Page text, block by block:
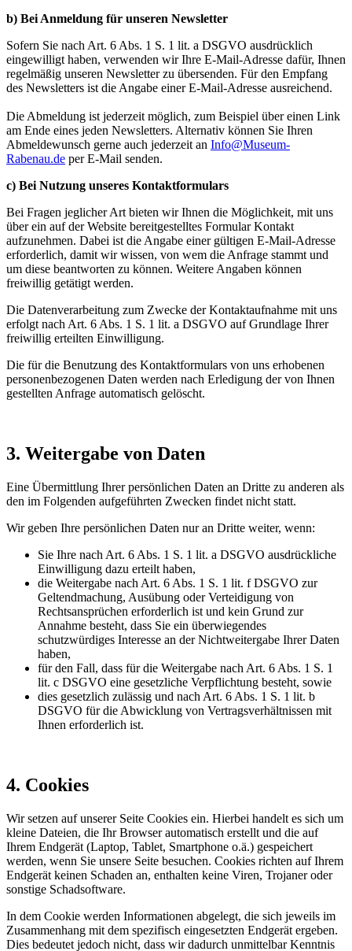
b) Bei Anmeldung für unseren Newsletter
Sofern Sie nach Art. 6 Abs. 1 S. 1 lit. a DSGVO ausdrücklich
eingewilligt haben, verwenden wir Ihre E-Mail-Adresse dafür, Ihnen
regelmäßig unseren Newsletter zu übersenden. Für den Empfang
des Newsletters ist die Angabe einer E-Mail-Adresse ausreichend.
Die Abmeldung ist jederzeit möglich, zum Beispiel über einen Link
am Ende eines jeden Newsletters. Alternativ können Sie Ihren
Abmeldewunsch gerne auch jederzeit an Info@Museum-
Rabenau.de per E-Mail senden.
c) Bei Nutzung unseres Kontaktformulars
Bei Fragen jeglicher Art bieten wir Ihnen die Möglichkeit, mit uns
über ein auf der Website bereitgestelltes Formular Kontakt
aufzunehmen. Dabei ist die Angabe einer gültigen E-Mail-Adresse
erforderlich, damit wir wissen, von wem die Anfrage stammt und
um diese beantworten zu können. Weitere Angaben können
freiwillig getätigt werden.
Die Datenverarbeitung zum Zwecke der Kontaktaufnahme mit uns
erfolgt nach Art. 6 Abs. 1 S. 1 lit. a DSGVO auf Grundlage Ihrer
freiwillig erteilten Einwilligung.
Die für die Benutzung des Kontaktformulars von uns erhobenen
personenbezogenen Daten werden nach Erledigung der von Ihnen
gestellten Anfrage automatisch gelöscht.
3. Weitergabe von Daten
Eine Übermittlung Ihrer persönlichen Daten an Dritte zu anderen als
den im Folgenden aufgeführten Zwecken findet nicht statt.
Wir geben Ihre persönlichen Daten nur an Dritte weiter, wenn:
Sie Ihre nach Art. 6 Abs. 1 S. 1 lit. a DSGVO ausdrückliche
Einwilligung dazu erteilt haben,
die Weitergabe nach Art. 6 Abs. 1 S. 1 lit. f DSGVO zur
Geltendmachung, Ausübung oder Verteidigung von
Rechtsansprüchen erforderlich ist und kein Grund zur
Annahme besteht, dass Sie ein überwiegendes
schutzwürdiges Interesse an der Nichtweitergabe Ihrer Daten
haben,
für den Fall, dass für die Weitergabe nach Art. 6 Abs. 1 S. 1
lit. c DSGVO eine gesetzliche Verpflichtung besteht, sowie
dies gesetzlich zulässig und nach Art. 6 Abs. 1 S. 1 lit. b
DSGVO für die Abwicklung von Vertragsverhältnissen mit
Ihnen erforderlich ist.
4. Cookies
Wir setzen auf unserer Seite Cookies ein. Hierbei handelt es sich um
kleine Dateien, die Ihr Browser automatisch erstellt und die auf
Ihrem Endgerät (Laptop, Tablet, Smartphone o.ä.) gespeichert
werden, wenn Sie unsere Seite besuchen. Cookies richten auf Ihrem
Endgerät keinen Schaden an, enthalten keine Viren, Trojaner oder
sonstige Schadsoftware.
In dem Cookie werden Informationen abgelegt, die sich jeweils im
Zusammenhang mit dem spezifisch eingesetzten Endgerät ergeben.
Dies bedeutet jedoch nicht, dass wir dadurch unmittelbar Kenntnis